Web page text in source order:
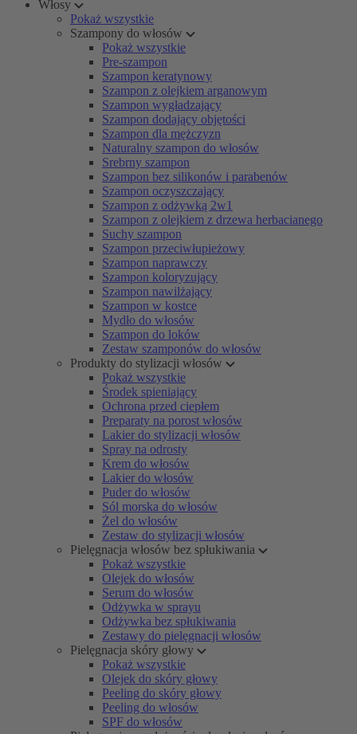
Włosy
Pokaż wszystkie
Szampony do włosów
Pokaż wszystkie
Pre-szampon
Szampon keratynowy
Szampon z olejkiem arganowym
Szampon wygładzający
Szampon dodający objętości
Szampon dla mężczyzn
Naturalny szampon do włosów
Srebrny szampon
Szampon bez silikonów i parabenów
Szampon oczyszczający
Szampon z odżywką 2w1
Szampon z olejkiem z drzewa herbacianego
Suchy szampon
Szampon przeciwłupieżowy
Szampon naprawczy
Szampon koloryzujący
Szampon nawilżający
Szampon w kostce
Mydło do włosów
Szampon do loków
Zestaw szamponów do włosów
Produkty do stylizacji włosów
Pokaż wszystkie
Środek spieniający
Ochrona przed ciepłem
Preparaty na porost włosów
Lakier do stylizacji włosów
Spray na odrosty
Krem do włosów
Lakier do włosów
Puder do włosów
Sól morska do włosów
Żel do włosów
Zestaw do stylizacji włosów
Pielęgnacja włosów bez spłukiwania
Pokaż wszystkie
Olejek do włosów
Serum do włosów
Odżywka w sprayu
Odżywka bez spłukiwania
Zestawy do pielęgnacji włosów
Pielęgnacja skóry głowy
Pokaż wszystkie
Olejek do skóry głowy
Peeling do skóry głowy
Peeling do włosów
SPF do włosów